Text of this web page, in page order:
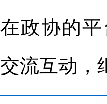
在政协的
交流互动，